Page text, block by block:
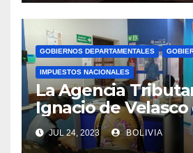
GOBIERNOS DEPARTAMENTALES
IMPUESTOS NACIONALES
La Agencia
Ignacio de Velasco
asistencia
municipios
JUL 24, 2023 BOLIVIA